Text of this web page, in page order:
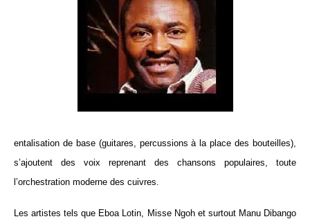
entalisation de base (guitares, percussions à la place des bouteilles),
s’ajoutent des voix reprenant des chansons populaires, toute
l’orchestration moderne des cuivres.
Les artistes tels que Eboa Lotin, Misse Ngoh et surtout Manu Dibango